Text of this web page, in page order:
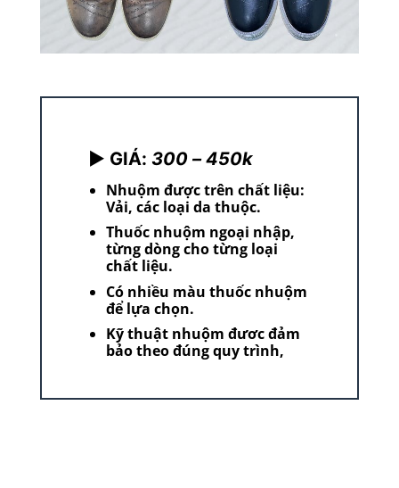
► GIÁ: 300 – 450k
Nhuộm được trên chất liệu:
Vải, các loại da thuộc.
Thuốc nhuộm ngoại nhập,
từng dòng cho từng loại
chất liệu.
Có nhiều màu thuốc nhuộm
để lựa chọn.
Kỹ thuật nhuộm đươc đảm
bảo theo đúng quy trình,